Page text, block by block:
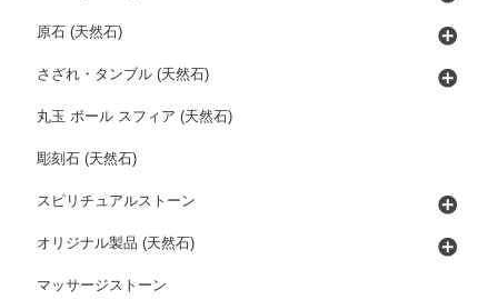
原石 (天然石)
さざれ・タンブル (天然石)
丸玉 ボール スフィア (天然石)
彫刻石 (天然石)
スピリチュアルストーン
オリジナル製品 (天然石)
マッサージストーン